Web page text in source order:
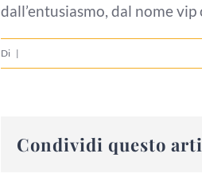
dall’entusiasmo,dal nome vip
Di |
Condividi questo